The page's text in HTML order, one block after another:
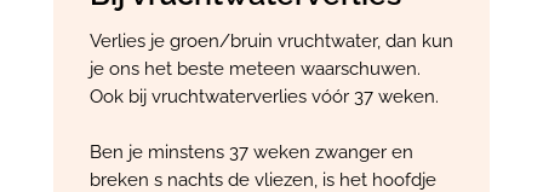
Verlies je groen/bruin vruchtwater, dan kun
je ons het beste meteen waarschuwen.
Ook bij vruchtwaterverlies vóór 37 weken.
Ben je minstens 37 weken zwanger en
breken s nachts de vliezen, is het hoofdje